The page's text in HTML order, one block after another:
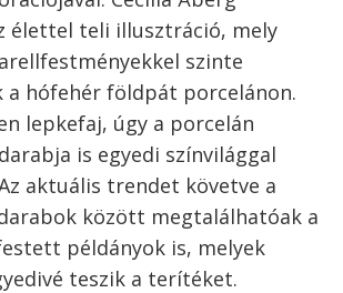
élettel teli illusztráció, mely
szinte
a hófehér földpát porcelánon.
lepkefaj, úgy a porcelán
is egyedi színvilággal
aktuális trendet követve a
között megtalálhatóak a
példányok is, melyek
teszik a terítéket.